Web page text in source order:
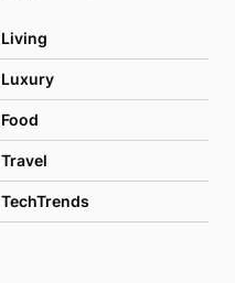
Living
Luxury
Food
Travel
TechTrends